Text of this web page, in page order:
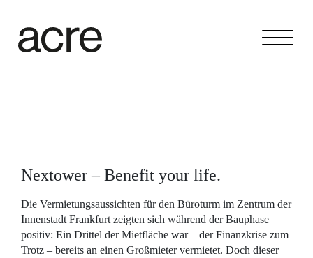
Nextower – Benefit your life.
Die Vermietungsaussichten für den Büroturm im Zentrum der
Innenstadt Frankfurt zeigten sich während der Bauphase
positiv: Ein Drittel der Mietfläche war – der Finanzkrise zum
Trotz – bereits an einen Großmieter vermietet. Doch dieser